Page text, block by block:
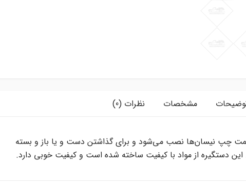
مشخصات نظرات (0)
چپ نیسان‌ها نصب می‌شود و برای گذاشتن دست و یا باز و بسته
دستگیره از مواد با کیفیت ساخته شده است و کیفیت خوبی دارد.